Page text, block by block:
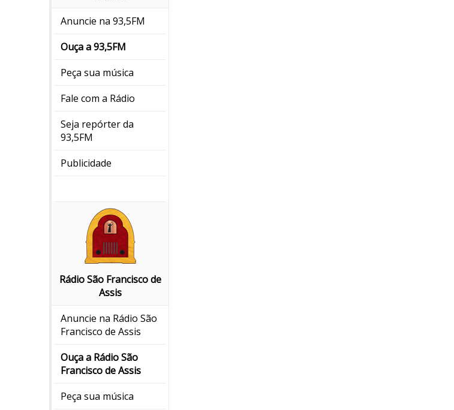
Anuncie na 93,5FM
Ouça a 93,5FM
Peça sua música
Fale com a Rádio
Seja repórter da
93,5FM
Publicidade
Rádio São Francisco de
Assis
Anuncie na Rádio São
Francisco de Assis
Ouça a Rádio São
Francisco de Assis
Peça sua música